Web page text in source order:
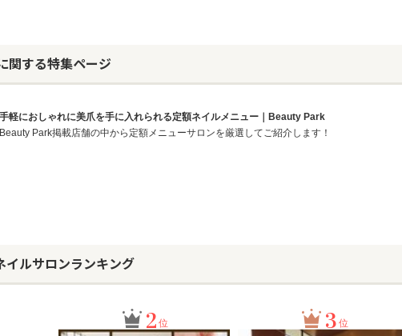
関する特集ページ
手軽におしゃれに美爪を手に入れられる定額ネイルメニュー｜Beauty Park
Beauty Park掲載店舗の中から定額メニューサロンを厳選してご紹介します！
イルサロンランキング
2 位 3 位